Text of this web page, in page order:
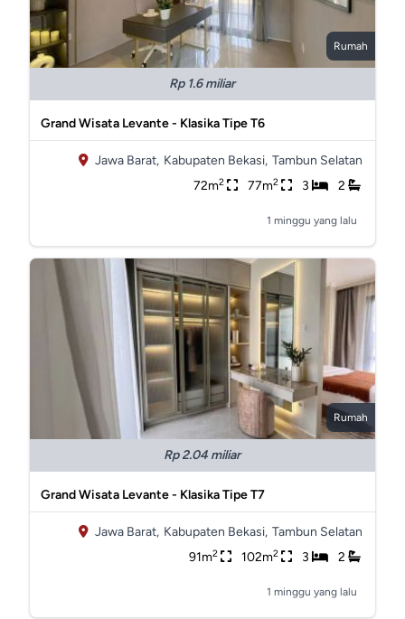
Rumah
Rp 1.6 miliar
Grand Wisata Levante - Klasika Tipe T6
Jawa Barat, Kabupaten Bekasi, Tambun Selatan
72m2 77m2 3 2
1 minggu yang lalu
Rumah
Rp 2.04 miliar
Grand Wisata Levante - Klasika Tipe T7
Jawa Barat, Kabupaten Bekasi, Tambun Selatan
91m2 102m2 3 2
1 minggu yang lalu